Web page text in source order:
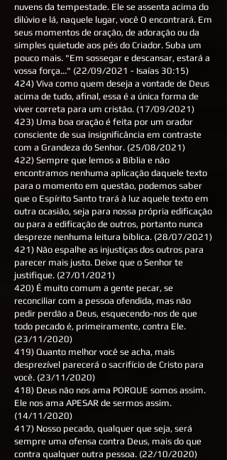
nuvens da tempestade. Ele se assenta acima do
dilúvio e lá, naquele lugar, você O encontrará. Em
seus momentos de oração, de adoração ou da
simples quietude aos pés do Criador. Suba um
pouco mais. "Em sossegar e descansar, estará a
vossa força..." (22/09/2021 - Isaías 30:15)
424) Viva como quem deseja a vontade de Deus
acima de tudo, afinal, essa é a única forma de
viver correta para um cristão. (17/09/2021)
423) Uma boa oração é feita por um orador
consciente de sua insignificância em contraste
com a Grandeza do Senhor. (25/08/2021)
422) Sempre que lemos a Bíblia e não
encontramos nenhuma aplicação daquele texto
para o momento em questão, podemos saber
que o Espírito Santo trará à luz aquele texto em
outra ocasião, seja para nossa própria edificação
ou para a edificação de outros, portanto nunca
despreze nenhuma leitura bíblica. (28/07/2021)
421) Não espalhe as injustiças dos outros para
parecer mais justo. Deixe que o Senhor te
justifique. (27/01/2021)
420) É muito comum a gente pecar, se
reconciliar com a pessoa ofendida, mas não
pedir perdão a Deus, esquecendo-nos de que
todo pecado é, primeiramente, contra Ele.
(23/11/2020)
419) Quanto melhor você se acha, mais
desprezível parecerá o sacrifício de Cristo para
você. (23/11/2020)
418) Deus não nos ama PORQUE somos assim.
Ele nos ama APESAR de sermos assim.
(14/11/2020)
417) Nosso pecado, qualquer que seja, será
sempre uma ofensa contra Deus, mais do que
contra qualquer outra pessoa. (22/10/2020)